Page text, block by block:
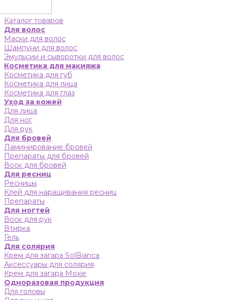
Каталог товаров
Для волос
Маски для волос
Шампуни для волос
Эмульсии и сыворотки для волос
Косметика для макияжа
Косметика для губ
Косметика для лица
Косметика для глаз
Уход за кожей
Для лица
Для ног
Для рук
Для бровей
Ламинирование бровей
Препараты для бровей
Воск для бровей
Для ресниц
Ресницы
Клей для наращивания ресниц
Препараты
Для ногтей
Воск для рук
Втирка
Гель
Для солярия
Крем для загара SolBianca
Аксессуары для солярия
Крем для загара Moxie
Одноразовая продукция
Для головы